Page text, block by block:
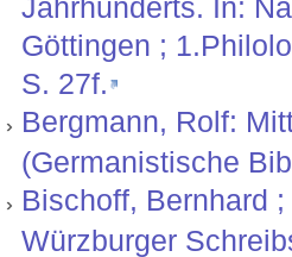
Jahrhunderts. In:
Göttingen ;
S. 27f.
Bergmann, Rolf:
(Germanistische
Bischoff, Bernhard
Würzburger